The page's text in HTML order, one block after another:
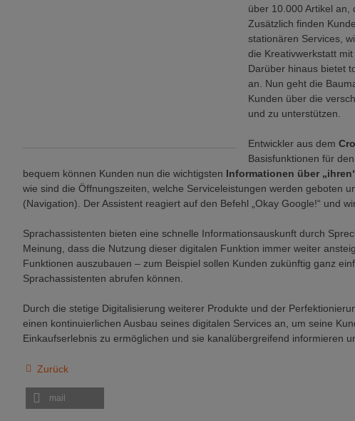
über 10.000 Artikel an,
Zusätzlich finden
stationären Services,
die Kreativwerkstatt
Darüber hinaus bietet
an. Nun geht die
Kunden über die
und zu unterstützen.
Entwickler aus dem
Basisfunktionen für den
bequem können Kunden nun die wichtigsten Informationen über
wie sind die Öffnungszeiten, welche Serviceleistungen werden geboten
(Navigation). Der Assistent reagiert auf den Befehl „Okay Google!“ und
Sprachassistenten bieten eine schnelle Informationsauskunft durch
Meinung, dass die Nutzung dieser digitalen Funktion immer weiter
Funktionen auszubauen – zum Beispiel sollen Kunden zukünftig ganz
Sprachassistenten abrufen können.
Durch die stetige Digitalisierung weiterer Produkte und der
einen kontinuierlichen Ausbau seines digitalen Services an, um seine
Einkaufserlebnis zu ermöglichen und sie kanalübergreifend informieren
Zurück
mail